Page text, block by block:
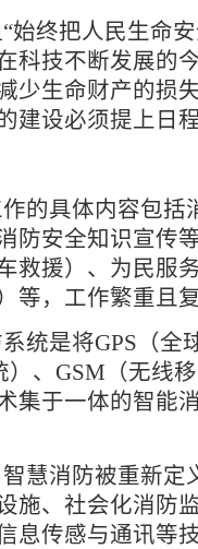
始终把人民生命
科技不断发展的
少生命财产的损
的建设必须提
的具体内容包括
防安全知识宣传
救援）、为民服
）等，工作繁
统是将GPS（全
、GSM（无线
集于一体的智能
慧消防被重新定
施、社会化消防
息传感与通讯等